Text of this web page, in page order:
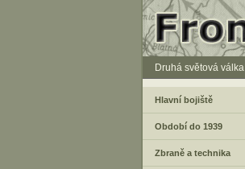
Druhá světová válka
Hlavní bojiště
Období do 1939
Zbraně a technika